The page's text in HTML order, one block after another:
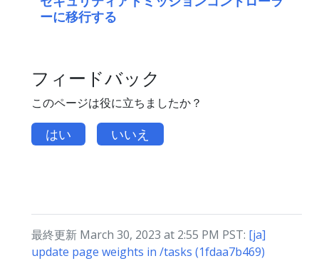
ーに移行する
フィードバック
このページは役に立ちましたか？
はい いいえ
最終更新 March 30, 2023 at 2:55 PM PST: [ja]
update page weights in /tasks (1fdaa7b469)